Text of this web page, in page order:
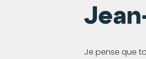
Je pense que